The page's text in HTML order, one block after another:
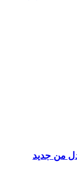
من جديد